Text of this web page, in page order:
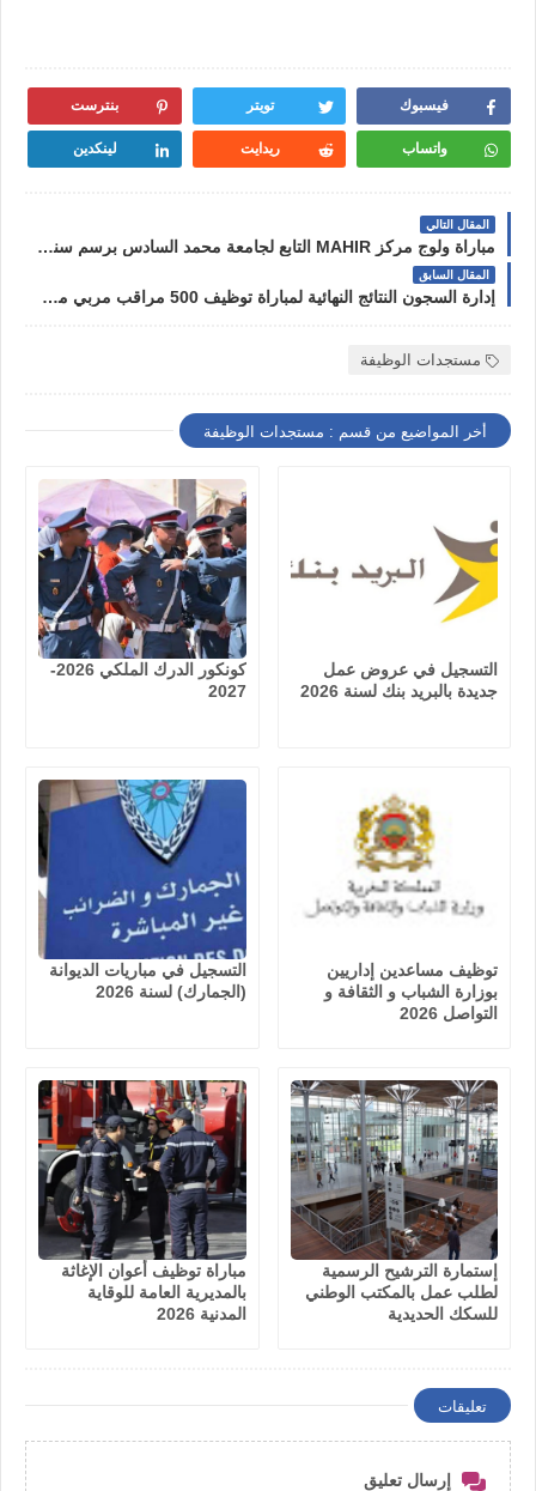
فيسبوك تويتر بنترست
واتساب ريدايت لينكدين
المقال التالي
مباراة ولوج مركز MAHIR التابع لجامعة محمد السادس برسم سنة 2022-2023
المقال السابق
إدارة السجون النتائج النهائية لمباراة توظيف 500 مراقب مربي مركزي وجدة والدار البيضاء
مستجدات الوظيفة
أخر المواضيع من قسم : مستجدات الوظيفة
التسجيل في عروض عمل
جديدة بالبريد بنك لسنة 2026
كونكور الدرك الملكي 2026-
2027
توظيف مساعدين إداريين
بوزارة الشباب و الثقافة و
التواصل 2026
التسجيل في مباريات الديوانة
(الجمارك) لسنة 2026
إستمارة الترشيح الرسمية
لطلب عمل بالمكتب الوطني
للسكك الحديدية
مباراة توظيف أعوان الإغاثة
بالمديرية العامة للوقاية
المدنية 2026
تعليقات
إرسال تعليق